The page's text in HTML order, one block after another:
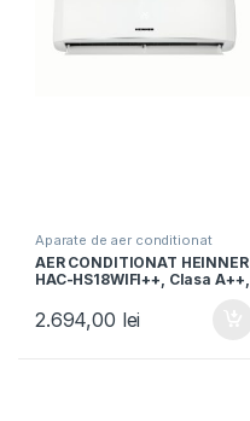
Aparate de aer conditionat
AER CONDITIONAT HEINNER
HAC-HS18WIFI++, Clasa A++,
Control WIFI, Functie iFeel,
Functie Quiet, Timer, Auto-
2.694,00 lei